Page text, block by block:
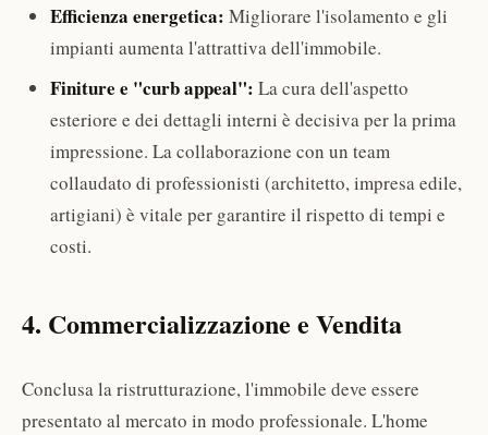
Efficienza energetica: Migliorare l'isolamento e gli
impianti aumenta l'attrattiva dell'immobile.
Finiture e "curb appeal": La cura dell'aspetto
esteriore e dei dettagli interni è decisiva per la prima
impressione. La collaborazione con un team
collaudato di professionisti (architetto, impresa edile,
artigiani) è vitale per garantire il rispetto di tempi e
costi.
4. Commercializzazione e Vendita
Conclusa la ristrutturazione, l'immobile deve essere
presentato al mercato in modo professionale. L'home